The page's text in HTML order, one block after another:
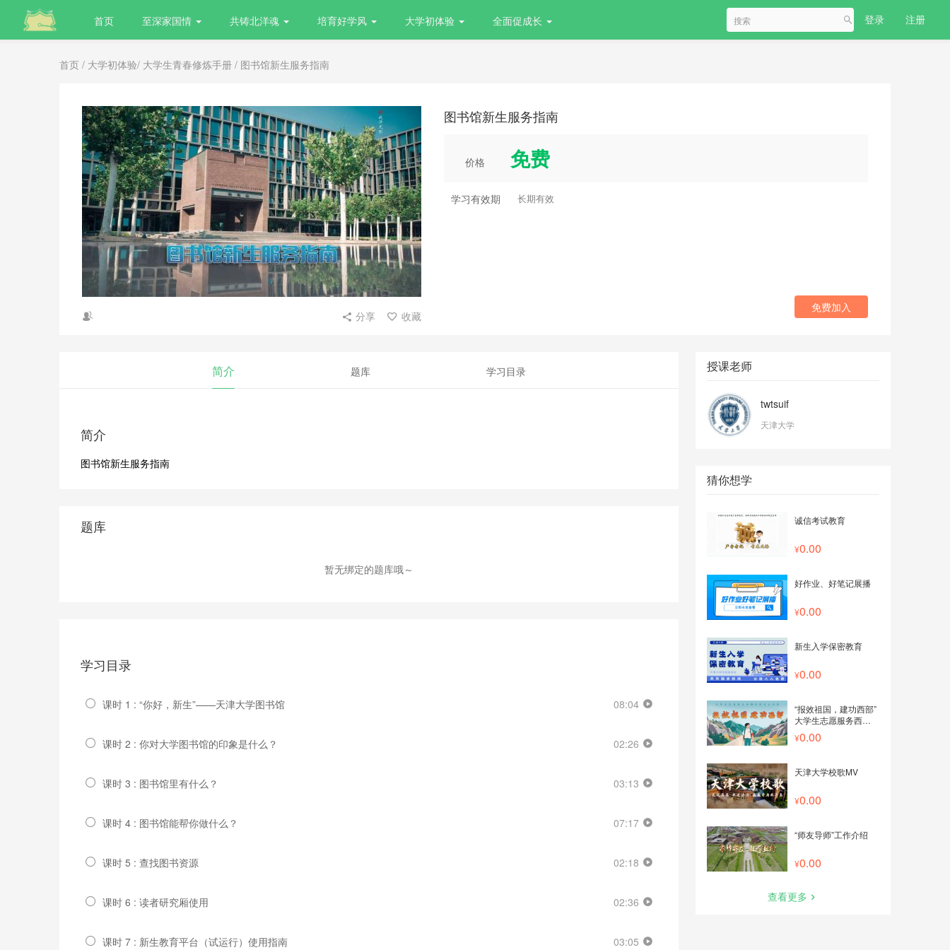
首页 至深家国情 共铸北洋魂 培育好学风 大学初体验 全面促成长 登录 注册
首页 / 大学初体验/ 大学生青春修炼手册 / 图书馆新生服务指南
分享 收藏
图书馆新生服务指南
价格 免费
学习有效期 长期有效
免费加入
简介 题库 学习目录
简介
图书馆新生服务指南
题库
暂无绑定的题库哦～
学习目录
课时 1 : “你好，新生”——天津大学图书馆 08:04
课时 2 : 你对大学图书馆的印象是什么？ 02:26
课时 3 : 图书馆里有什么？ 03:13
课时 4 : 图书馆能帮你做什么？ 07:17
课时 5 : 查找图书资源 02:18
课时 6 : 读者研究厢使用 02:36
课时 7 : 新生教育平台（试运行）使用指南 03:05
授课老师
twtsuif
天津大学
猜你想学
诚信考试教育
0.00
好作业、好笔记展播
0.00
新生入学保密教育
0.00
“报效祖国，建功西部”
大学生志愿服务西部计
划系列课程
0.00
天津大学校歌MV
0.00
“师友导师”工作介绍
0.00
查看更多